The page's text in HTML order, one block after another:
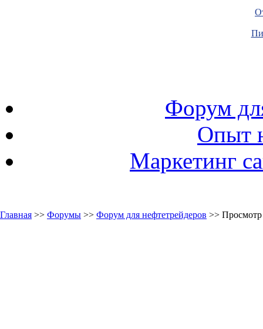
Форум
Опыт
Маркетинг
Главная >> Форумы >> Форум для нефтетрейдеров >>